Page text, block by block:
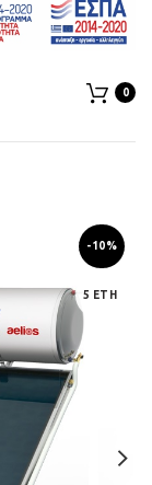
0
-10%
5 ΕΤΗ